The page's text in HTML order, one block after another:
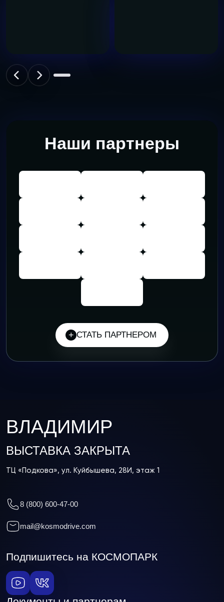
Наши партнеры
СТАТЬ ПАРТНЕРОМ
ВЛАДИМИР
ВЫСТАВКА ЗАКРЫТА
ТЦ «Подкова», ул. Куйбышева, 28И, этаж 1
8 (800) 600-47-00
mail@kosmodrive.com
Подпишитесь на КОСМОПАРК